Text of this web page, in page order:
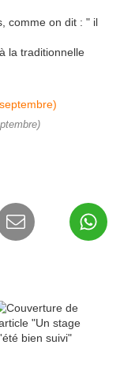
comme on dit : " il
la traditionnelle